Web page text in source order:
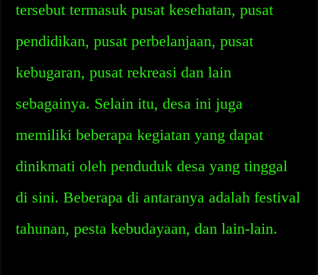
tersebut termasuk pusat kesehatan, pusat
pendidikan, pusat perbelanjaan, pusat
kebugaran, pusat rekreasi dan lain
sebagainya. Selain itu, desa ini juga
memiliki beberapa kegiatan yang dapat
dinikmati oleh penduduk desa yang tinggal
di sini. Beberapa di antaranya adalah festival
tahunan, pesta kebudayaan, dan lain-lain.